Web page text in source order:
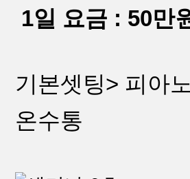
1일 요금 : 50만
기본셋팅> 피아
온수통